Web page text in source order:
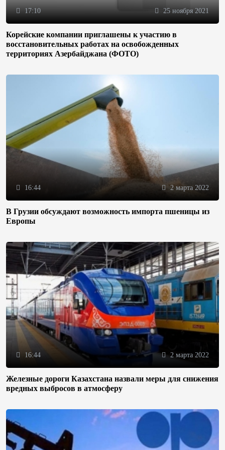
17:10 25 ноября 2021
Корейские компании приглашены к участию в
восстановительных работах на освобожденных
территориях Азербайджана (ФОТО)
16:44 2 марта 2022
В Грузии обсуждают возможность импорта пшеницы из
Европы
16:44 2 марта 2022
Железные дороги Казахстана назвали меры для снижения
вредных выбросов в атмосферу